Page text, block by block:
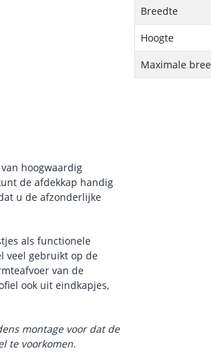
hoogwaardig
de afdekkap handig
u de afzonderlijke
als functionele
veel gebruikt op de
van de
ook uit eindkapjes,
montage voor dat de
te voorkomen.
Breedte
Hoogte
Maximale